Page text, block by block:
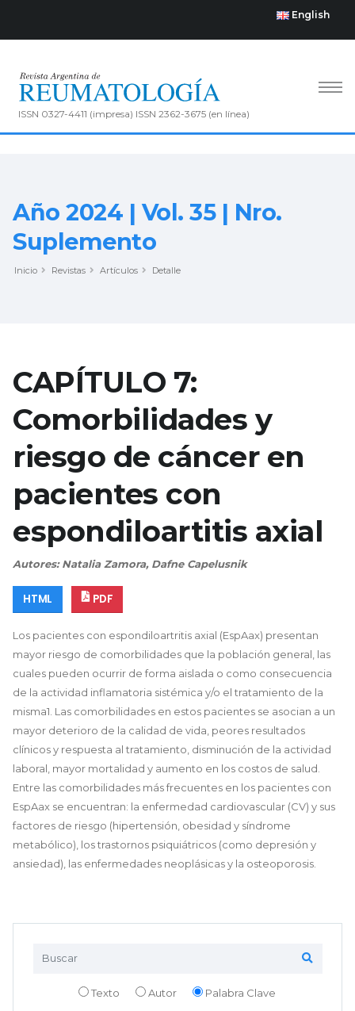
English
ISSN 0327-4411 (impresa) ISSN 2362-3675 (en línea)
Año 2024 | Vol. 35 | Nro.
Suplemento
Inicio Revistas Artículos Detalle
Texto Autor Palabra Clave
CAPÍTULO 7:
Comorbilidades y
riesgo de cáncer en
pacientes con
espondiloartitis axial
Autores: Natalia Zamora, Dafne Capelusnik
HTML PDF
Los pacientes con espondiloartritis axial (EspAax) presentan
mayor riesgo de comorbilidades que la población general, las
cuales pueden ocurrir de forma aislada o como consecuencia
de la actividad inflamatoria sistémica y/o el tratamiento de la
misma1. Las comorbilidades en estos pacientes se asocian a un
mayor deterioro de la calidad de vida, peores resultados
clínicos y respuesta al tratamiento, disminución de la actividad
laboral, mayor mortalidad y aumento en los costos de salud.
Entre las comorbilidades más frecuentes en los pacientes con
EspAax se encuentran: la enfermedad cardiovascular (CV) y sus
factores de riesgo (hipertensión, obesidad y síndrome
metabólico), los trastornos psiquiátricos (como depresión y
ansiedad), las enfermedades neoplásicas y la osteoporosis.